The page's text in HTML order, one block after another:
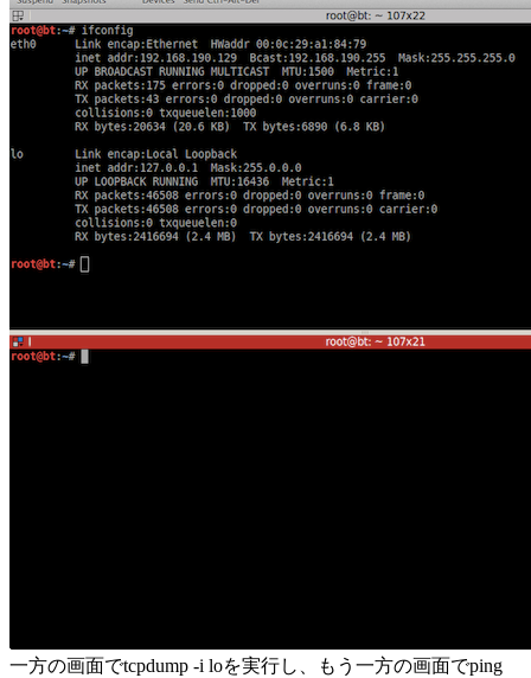
一方の画面でtcpdump -i loを実行し、もう一方の画面でping